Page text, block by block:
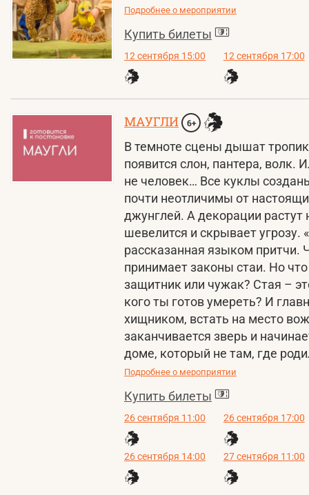
Подробнее о мероприятии
Купить билеты
12 сентября 15:00 12 сентября 17:00
МАУГЛИ 6+
В темноте сцены дышат
появится слон, пантера, волк.
не человек… Все куклы
почти неотличимы от
джунглей. А декорации растут
шевелится и скрывает угрозу.
рассказанная языком притчи.
принимает законы стаи. Но
защитник или чужак? Стая –
кого ты готов умереть? И
хищником, встать на место
заканчивается зверь и
доме, который не там, где
Подробнее о мероприятии
Купить билеты
26 сентября 11:00
26 сентября 14:00
26 сентября 17:00
27 сентября 11:00